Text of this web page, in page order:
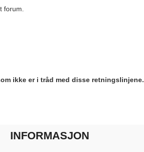
forum.
ikke er i tråd med disse retningslinjene.
INFORMASJON